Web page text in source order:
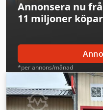
Annonsera nu
11 miljoner
*per annons/månad